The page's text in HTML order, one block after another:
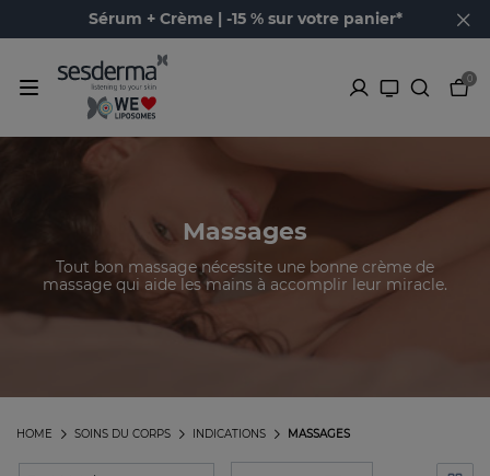
Sérum + Crème | -15 % sur votre panier*
0
Massages
Tout bon massage nécessite une bonne crème de
massage qui aide les mains à accomplir leur miracle.
MASSAGES
INDICATIONS
SOINS DU CORPS
HOME